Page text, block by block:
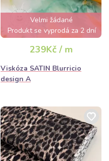
Velmi žádané
Produkt se vyprodá za 2 dní
239Kč / m
Viskóza SATIN Blurricio
design A